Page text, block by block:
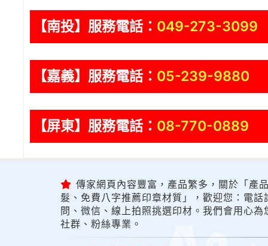
【南投】服務電話： 049-273-3099
【嘉義】服務電話： 05-239-9880
【屏東】服務電話： 08-770-0889
傳家網頁內容豐富，產品繁多，關於「產
髮、免費八字推薦印章材質」，歡迎您：電
問、微信、線上拍照挑選印材。我們會用心
社群、粉絲專業。